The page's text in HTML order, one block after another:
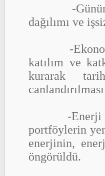
-Günün en
dağılımı ve
-Ekonomik
katılım ve
kurarak
-Enerji
portföylerin
enerjinin,
öngörüldü.